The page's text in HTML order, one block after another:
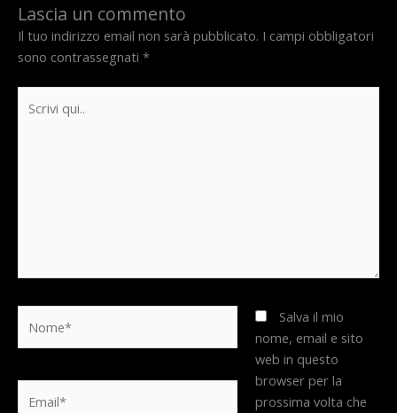
Lascia un commento
Il tuo indirizzo email non sarà pubblicato. I campi obbligatori
sono contrassegnati *
qui..
Salva il mio
nome, email e sito
web in questo
browser per la
prossima volta che